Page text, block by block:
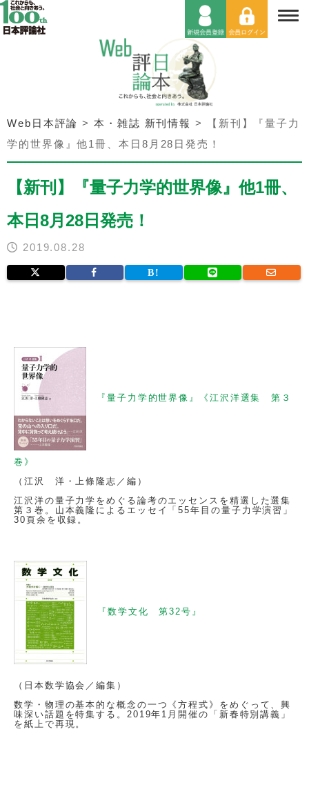
Web日本評論 >本・雑誌 新刊情報 >
【新刊】『量子力
学的世界像』他1冊、本日8月28日発売！
【新刊】『量子力学的世界像』他1冊、
本日8月28日発売！
2019.08.28
『量子力学的世界像』《江沢洋選集 第３
巻》
（江沢 洋・上條隆志／編）
江沢洋の量子力学をめぐる論考のエッセンスを精選した選集
第３巻。山本義隆によるエッセイ「55年目の量子力学演習」
30頁余を収録。
『数学文化 第32号』
（日本数学協会／編集）
数学・物理の基本的な概念の一つ《方程式》をめぐって、興
味深い話題を特集する。2019年1月開催の「新春特別講義」
を紙上で再現。